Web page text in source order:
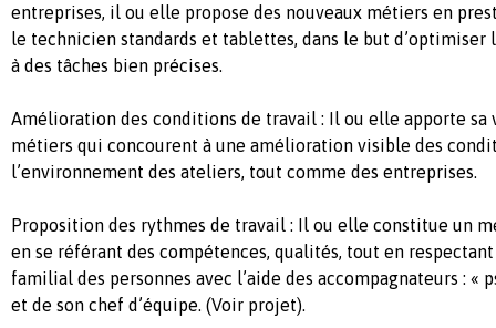
entreprises, il ou elle propose des nouveaux métiers en
le technicien standards et tablettes, dans le but d’optimiser
à des tâches bien précises.
Amélioration des conditions de travail : Il ou elle apporte sa
métiers qui concourent à une amélioration visible des
l’environnement des ateliers, tout comme des entreprises.
Proposition des rythmes de travail : Il ou elle constitue un
en se référant des compétences, qualités, tout en
familial des personnes avec l’aide des accompagnateurs : «
et de son chef d’équipe. (Voir projet).